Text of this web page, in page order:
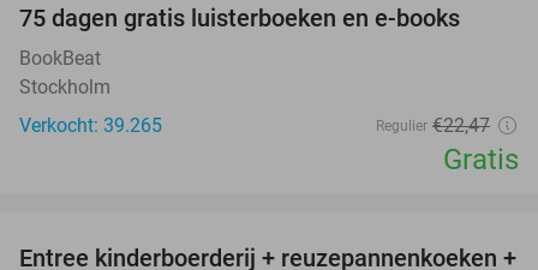
75 dagen gratis luisterboeken en e-books
BookBeat
Stockholm
Verkocht: 39.265
Regulier €22,47
Gratis
Entree kinderboerderij + reuzepannenkoeken +